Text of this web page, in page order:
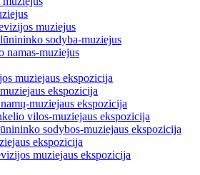
muziejus
sodyba-muziejus
namas-muziejus
muziejaus ekspozicija
ekspozicija
muziejaus ekspozicija
vilos-muziejaus ekspozicija
sodybos-muziejaus ekspozicija
ekspozicija
muziejaus ekspozicija